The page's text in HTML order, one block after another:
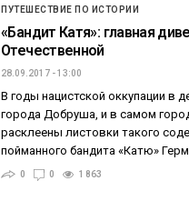
ПУТЕШЕСТВИЕ ПО ИСТОРИИ
«Бандит Катя»: главная
Отечественной
28.09.2017 - 13:00
В годы нацистской оккупации в
города Добруша, и в самом
расклеены листовки такого
пойманного бандита «Катю»
0 0 1 863